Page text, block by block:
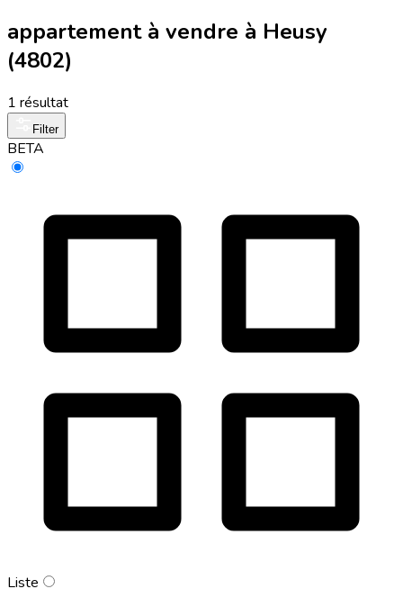
appartement à vendre à Heusy
(4802)
1 résultat
Filter
BETA
Liste